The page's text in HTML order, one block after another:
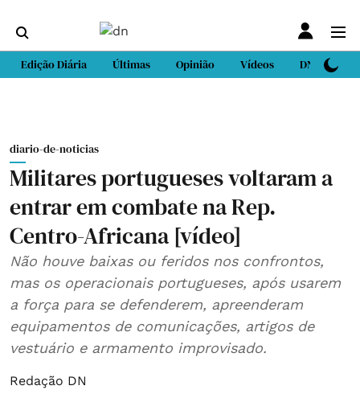
Edição Diária Últimas Opinião Vídeos DN Sport
diario-de-noticias
Militares portugueses voltaram a
entrar em combate na Rep.
Centro-Africana [vídeo]
Não houve baixas ou feridos nos confrontos,
mas os operacionais portugueses, após usarem
a força para se defenderem, apreenderam
equipamentos de comunicações, artigos de
vestuário e armamento improvisado.
Redação DN